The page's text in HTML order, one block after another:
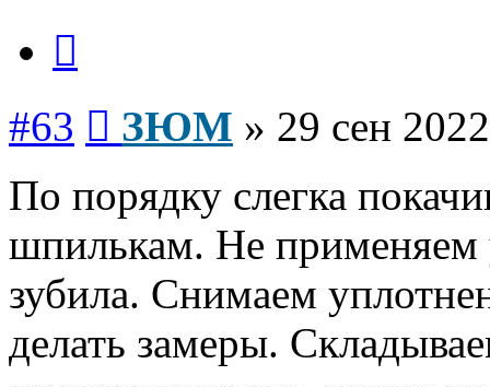
#63 ЗЮМ » 29 сен
По порядку слегка
шпилькам. Не применяем
зубила. Снимаем
делать замеры.